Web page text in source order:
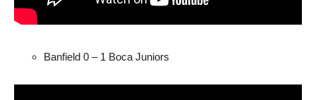
Banfield 0 – 1 Boca Juniors